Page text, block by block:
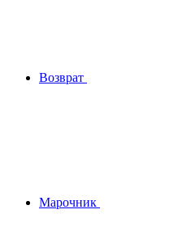
Возврат
Марочник